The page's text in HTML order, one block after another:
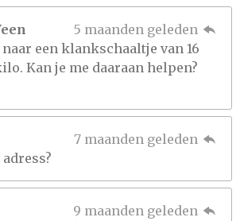
5 maanden geleden
een klankschaaltje van 16
Kan je me daaraan helpen?
7 maanden geleden
9 maanden geleden